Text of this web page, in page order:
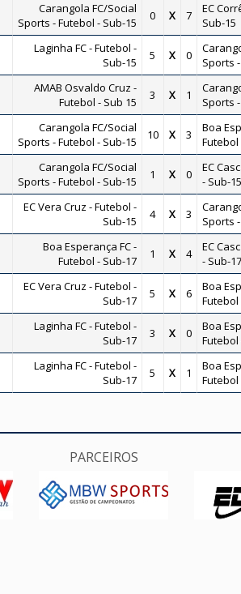
Carangola FC/Social
Sports - Futebol - Sub-15
0 X 7
EC
Sub-15
Laginha FC - Futebol -
Sub-15
5 X 0
Sports
AMAB Osvaldo Cruz -
Futebol - Sub 15
3 X 1
Sports
Carangola FC/Social
Sports - Futebol - Sub-15
10 X 3
Boa
Futebol
Carangola FC/Social
Sports - Futebol - Sub-15
1 X 0
EC
- Sub-15
EC Vera Cruz - Futebol -
Sub-15
4 X 3
Sports
Boa Esperança FC -
Futebol - Sub-17
1 X 4
EC
- Sub-17
EC Vera Cruz - Futebol -
Sub-17
5 X 6
Boa
Futebol
Laginha FC - Futebol -
Sub-17
3 X 0
Boa
Futebol
Laginha FC - Futebol -
Sub-17
5 X 1
Boa
Futebol
PARCEIROS